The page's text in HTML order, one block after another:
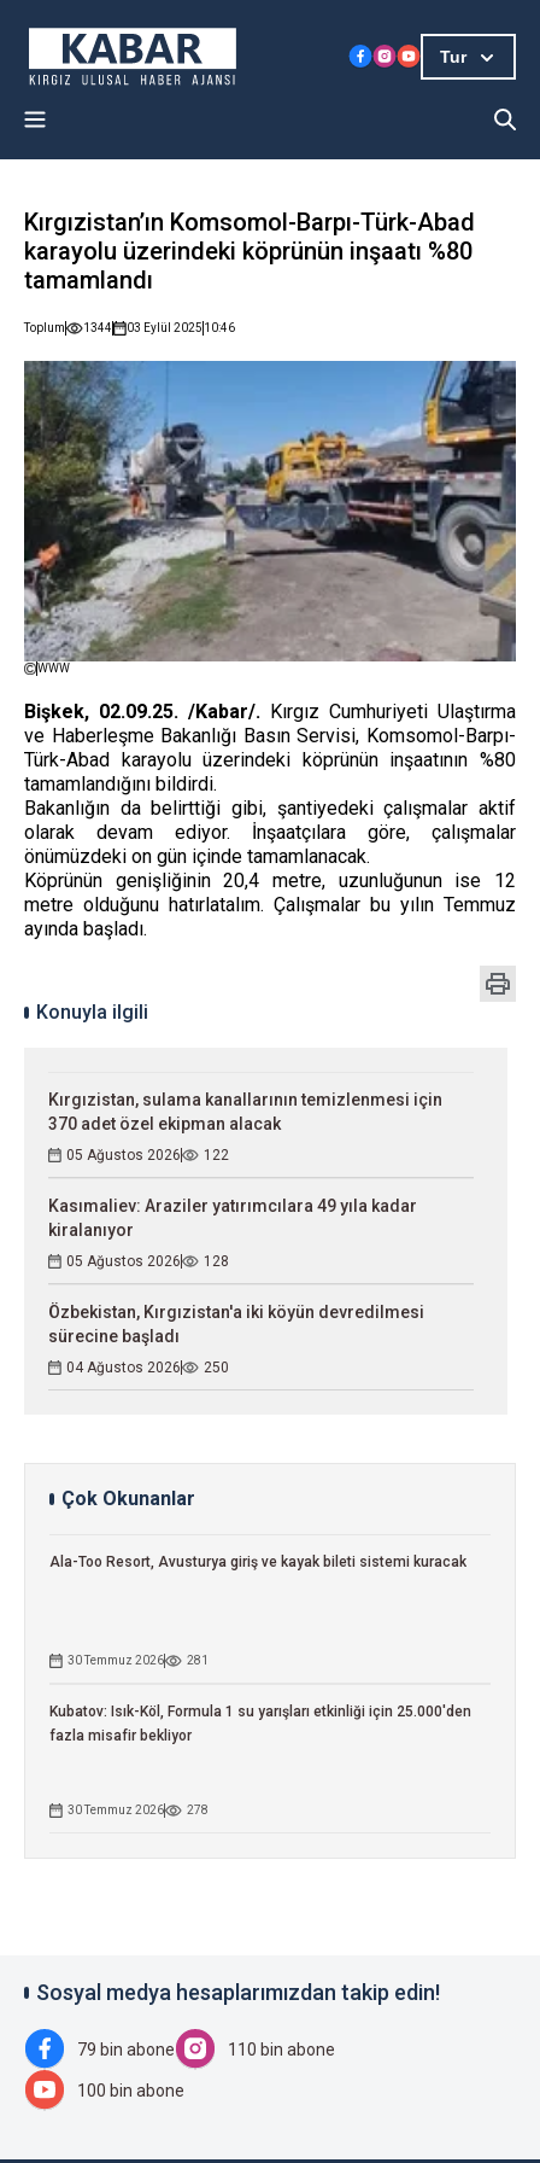
Tur
Kırgızistan’ın Komsomol-Barpı-Türk-Abad
karayolu üzerindeki köprünün inşaatı %80
tamamlandı
Toplum 1344 03 Eylül 2025 10:46
WWW
Bişkek, 02.09.25. /Kabar/. Kırgız Cumhuriyeti Ulaştırma
ve Haberleşme Bakanlığı Basın Servisi, Komsomol-Barpı-
Türk-Abad karayolu üzerindeki köprünün inşaatının %80
tamamlandığını bildirdi.
Bakanlığın da belirttiği gibi, şantiyedeki çalışmalar aktif
olarak devam ediyor. İnşaatçılara göre, çalışmalar
önümüzdeki on gün içinde tamamlanacak.
Köprünün genişliğinin 20,4 metre, uzunluğunun ise 12
metre olduğunu hatırlatalım. Çalışmalar bu yılın Temmuz
ayında başladı.
Konuyla ilgili
Kırgızistan, sulama kanallarının temizlenmesi için
370 adet özel ekipman alacak
05 Ağustos 2026 122
Kasımaliev: Araziler yatırımcılara 49 yıla kadar
kiralanıyor
05 Ağustos 2026 128
Özbekistan, Kırgızistan'a iki köyün devredilmesi
sürecine başladı
04 Ağustos 2026 250
Çok Okunanlar
Ala-Too Resort, Avusturya giriş ve kayak bileti sistemi kuracak
30 Temmuz 2026 281
Kubatov: Isık-Köl, Formula 1 su yarışları etkinliği için 25.000'den
fazla misafir bekliyor
30 Temmuz 2026 278
Sosyal medya hesaplarımızdan takip edin!
79 bin abone 110 bin abone
100 bin abone